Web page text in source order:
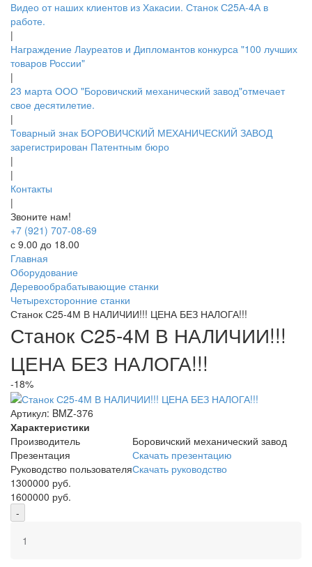
Видео от наших клиентов из Хакасии. Станок С25А-4А в
работе.
|
Награждение Лауреатов и Дипломантов конкурса "100 лучших
товаров России"
|
23 марта ООО "Боровичский механический завод"отмечает
свое десятилетие.
|
Товарный знак БОРОВИЧСКИЙ МЕХАНИЧЕСКИЙ ЗАВОД
зарегистрирован Патентным бюро
|
|
Контакты
|
Звоните нам!
+7 (921) 707-08-69
с 9.00 до 18.00
Главная
Оборудование
Деревообрабатывающие станки
Четырехсторонние станки
Станок С25-4М В НАЛИЧИИ!!! ЦЕНА БЕЗ НАЛОГА!!!
Станок С25-4М В НАЛИЧИИ!!!
ЦЕНА БЕЗ НАЛОГА!!!
-18%
Артикул: BMZ-376
Характеристики
Производитель
Боровичский механический завод
Презентация
Скачать презентацию
Руководство пользователяСкачать руководство
1300000 руб.
1600000 руб.
-